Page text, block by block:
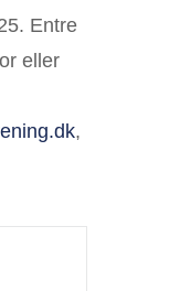
Entre
eller
,